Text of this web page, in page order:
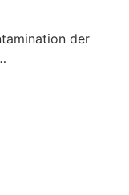
der